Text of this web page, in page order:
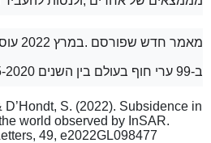
מאמר חדש שפורסם .במרץ 2022
ב-99 ערי חוף בעולם בין השנים 2015-2020.
D’Hondt, S. (2022). Subsidence in
world observed by InSAR.
49, e2022GL098477.